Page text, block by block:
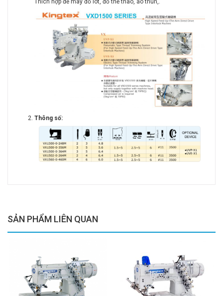
Thích hợp để may đồ lót, đồ thể thao, áo thun,.
Thông số:
SẢN PHẨM LIÊN QUAN